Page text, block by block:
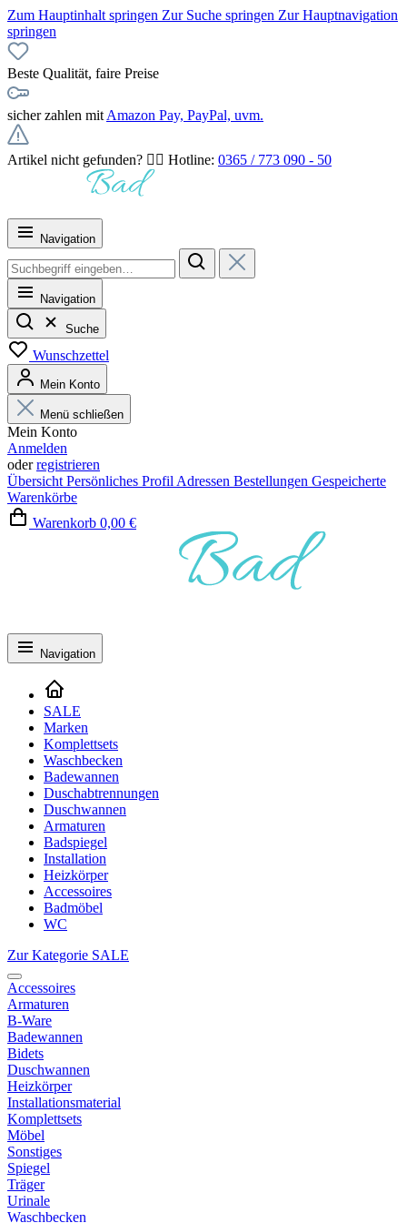
Zum Hauptinhalt springen Zur Suche springen Zur Hauptnavigation
springen
Beste Qualität, faire Preise
sicher zahlen mit Amazon Pay, PayPal, uvm.
Artikel nicht gefunden? 👉🏻 Hotline: 0365 / 773 090 - 50
Navigation
Navigation
Suche
Wunschzettel
Mein Konto
Menü schließen
Mein Konto
Anmelden
oderregistrieren
Übersicht Persönliches Profil Adressen Bestellungen Gespeicherte
Warenkörbe
Warenkorb 0,00 €
Navigation
SALE
Marken
Komplettsets
Waschbecken
Badewannen
Duschabtrennungen
Duschwannen
Armaturen
Badspiegel
Installation
Heizkörper
Accessoires
Badmöbel
WC
Zur Kategorie SALE
Accessoires
Armaturen
B-Ware
Badewannen
Bidets
Duschwannen
Heizkörper
Installationsmaterial
Komplettsets
Möbel
Sonstiges
Spiegel
Träger
Urinale
Waschbecken